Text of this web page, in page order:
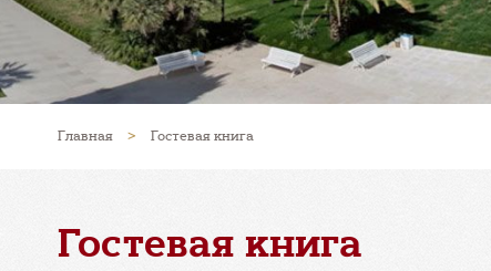
Главная > Гостевая книга
Гостевая книга